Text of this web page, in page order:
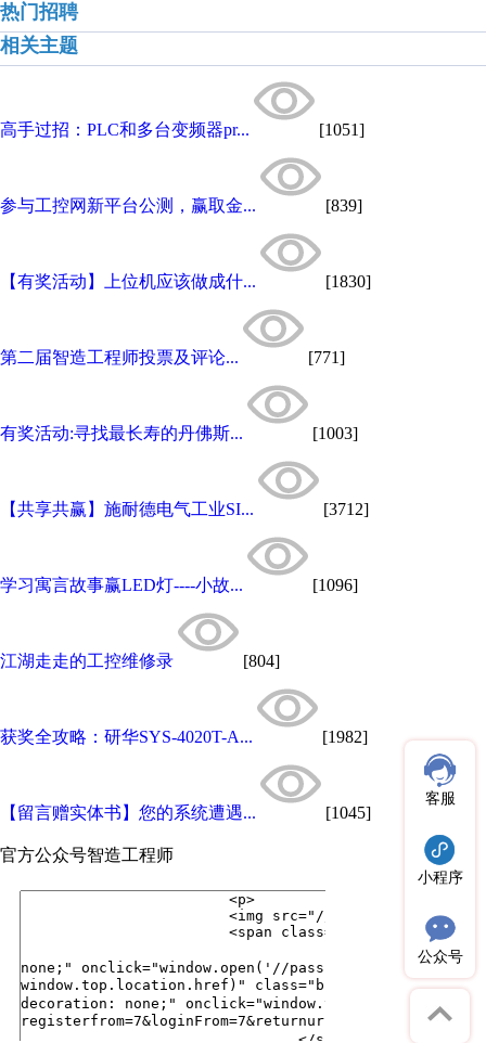
热门招聘
相关主题
高手过招：PLC和多台变频器pr... [1051]
参与工控网新平台公测，赢取金... [839]
【有奖活动】上位机应该做成什... [1830]
第二届智造工程师投票及评论... [771]
有奖活动:寻找最长寿的丹佛斯... [1003]
【共享共赢】施耐德电气工业SI... [3712]
学习寓言故事赢LED灯----小故... [1096]
江湖走走的工控维修录 [804]
获奖全攻略：研华SYS-4020T-A... [1982]
【留言赠实体书】您的系统遭遇... [1045]
官方公众号智造工程师
客服
小程序
公众号